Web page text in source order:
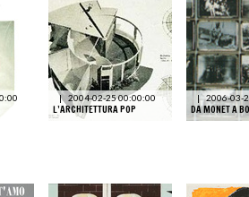
| 2004-02-25 00:00:00
L’ARCHITETTURA POP
| 2006-03-
DA MONET A